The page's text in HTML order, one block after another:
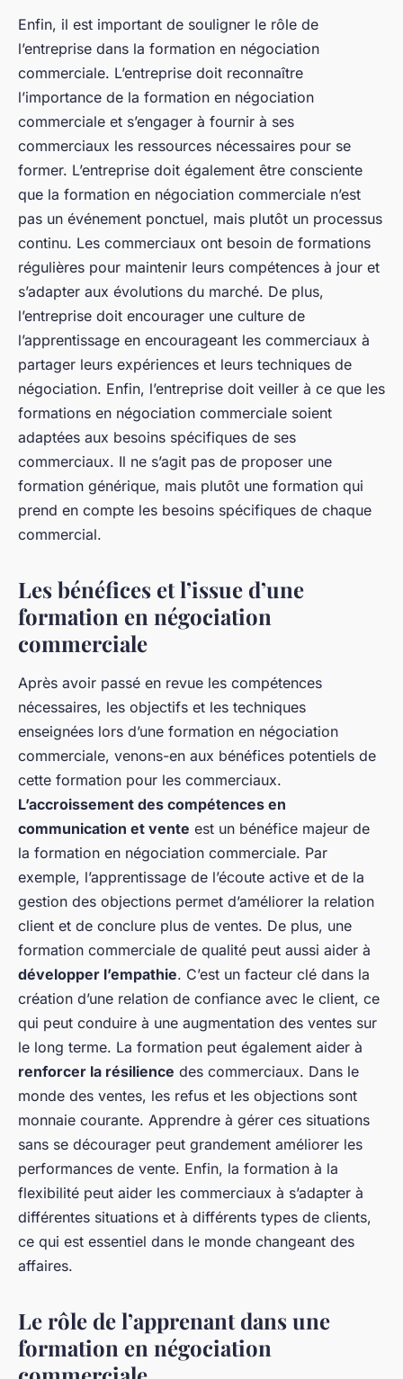
Enfin, il est important de souligner le rôle de
l’entreprise dans la formation en négociation
commerciale. L’entreprise doit reconnaître
l’importance de la formation en négociation
commerciale et s’engager à fournir à ses
commerciaux les ressources nécessaires pour se
former. L’entreprise doit également être consciente
que la formation en négociation commerciale n’est
pas un événement ponctuel, mais plutôt un processus
continu. Les commerciaux ont besoin de formations
régulières pour maintenir leurs compétences à jour et
s’adapter aux évolutions du marché. De plus,
l’entreprise doit encourager une culture de
l’apprentissage en encourageant les commerciaux à
partager leurs expériences et leurs techniques de
négociation. Enfin, l’entreprise doit veiller à ce que les
formations en négociation commerciale soient
adaptées aux besoins spécifiques de ses
commerciaux. Il ne s’agit pas de proposer une
formation générique, mais plutôt une formation qui
prend en compte les besoins spécifiques de chaque
commercial.
Les bénéfices et l’issue d’une
formation en négociation
commerciale
Après avoir passé en revue les compétences
nécessaires, les objectifs et les techniques
enseignées lors d’une formation en négociation
commerciale, venons-en aux bénéfices potentiels de
cette formation pour les commerciaux.
L’accroissement des compétences en
communication et vente est un bénéfice majeur de
la formation en négociation commerciale. Par
exemple, l’apprentissage de l’écoute active et de la
gestion des objections permet d’améliorer la relation
client et de conclure plus de ventes. De plus, une
formation commerciale de qualité peut aussi aider à
développer l’empathie. C’est un facteur clé dans la
création d’une relation de confiance avec le client, ce
qui peut conduire à une augmentation des ventes sur
le long terme. La formation peut également aider à
renforcer la résilience des commerciaux. Dans le
monde des ventes, les refus et les objections sont
monnaie courante. Apprendre à gérer ces situations
sans se décourager peut grandement améliorer les
performances de vente. Enfin, la formation à la
flexibilité peut aider les commerciaux à s’adapter à
différentes situations et à différents types de clients,
ce qui est essentiel dans le monde changeant des
affaires.
Le rôle de l’apprenant dans une
formation en négociation